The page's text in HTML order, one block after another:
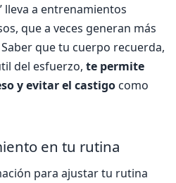
lleva a entrenamientos
que a veces generan más
que tu cuerpo recuerda,
del esfuerzo, te permite
y evitar el castigo como
en tu rutina
para ajustar tu rutina